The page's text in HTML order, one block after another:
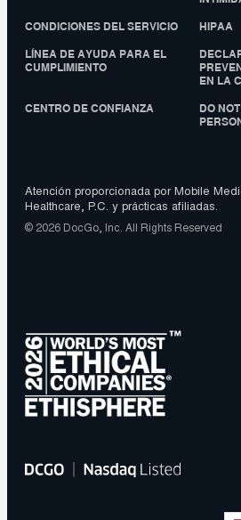
CONDICIONES DEL SERVICIO HIPAA
LÍNEA DE AYUDA PARA EL
CUMPLIMIENTO
EN LA
CENTRO DE CONFIANZA
DO
Atención proporcionada por Mobile
Healthcare, P.C. y prácticas afiliadas.
© 2026 DocGo, Inc. All Rights Reserved